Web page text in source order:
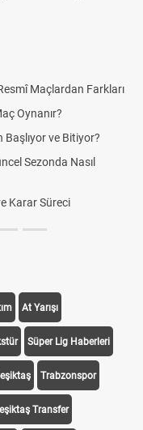
Maçlardan Farkları
Oynanır?
ve Bitiyor?
Sezonda Nasıl
Karar Süreci
At Yarışı
Süper Lig Haberleri
Trabzonspor
Transfer